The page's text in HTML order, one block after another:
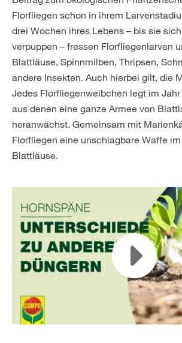
Florfliegen schon in ihrem
drei Wochen ihres Lebens – bis sie
verpuppen – fressen Florfliegenlarven
Blattläuse, Spinnmilben, Thripsen,
andere Insekten. Auch hierbei gilt, die
Jedes Florfliegenweibchen legt im Jahr
aus denen eine ganze Armee von
heranwächst. Gemeinsam mit
Florfliegen eine unschlagbare Waffe
Blattläuse.